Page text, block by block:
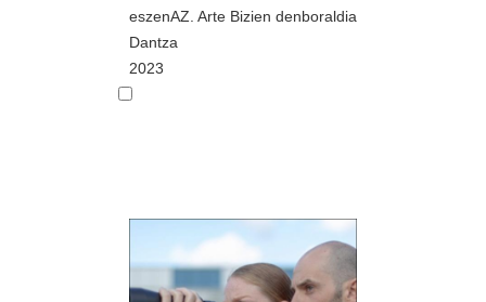
eszenAZ. Arte Bizien denboraldia
Dantza
2023